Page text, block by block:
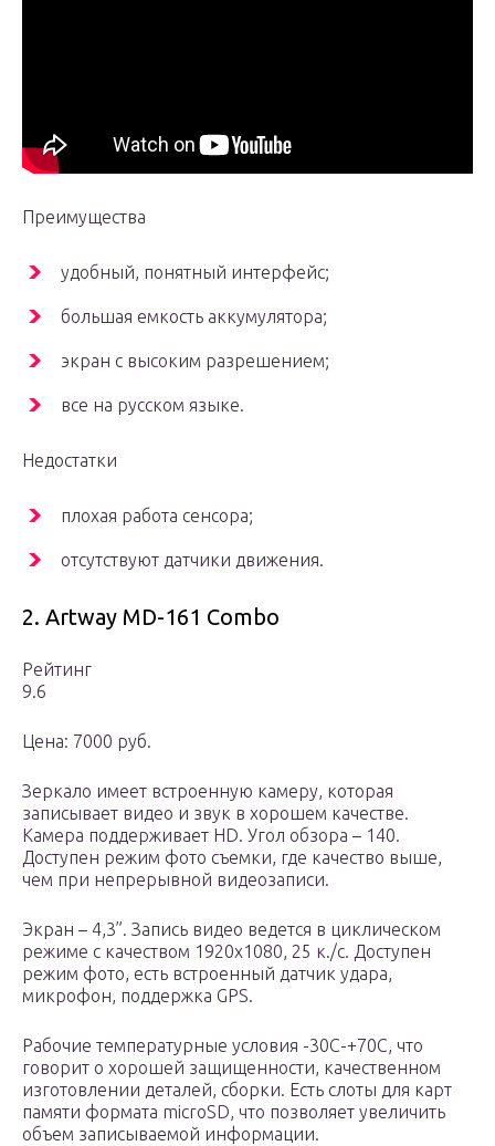
Преимущества
удобный, понятный интерфейс;
большая емкость аккумулятора;
экран с высоким разрешением;
все на русском языке.
Недостатки
плохая работа сенсора;
отсутствуют датчики движения.
2. Artway MD-161 Combo
Рейтинг
9.6
Цена: 7000 руб.
Зеркало имеет встроенную камеру, которая
записывает видео и звук в хорошем качестве.
Камера поддерживает HD. Угол обзора – 140.
Доступен режим фото съемки, где качество выше,
чем при непрерывной видеозаписи.
Экран – 4,3”. Запись видео ведется в циклическом
режиме с качеством 1920х1080, 25 к./с. Доступен
режим фото, есть встроенный датчик удара,
микрофон, поддержка GPS.
Рабочие температурные условия -30С-+70С, что
говорит о хорошей защищенности, качественном
изготовлении деталей, сборки. Есть слоты для карт
памяти формата microSD, что позволяет увеличить
объем записываемой информации.